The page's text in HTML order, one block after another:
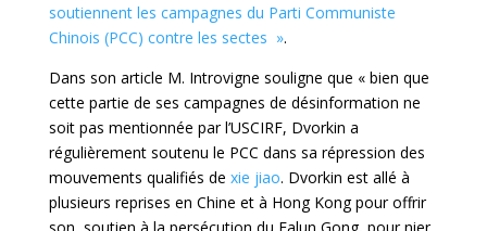
soutiennent les campagnes du Parti Communiste
Chinois (PCC) contre les sectes ».
Dans son article M. Introvigne souligne que « bien que
cette partie de ses campagnes de désinformation ne
soit pas mentionnée par l’USCIRF, Dvorkin a
régulièrement soutenu le PCC dans sa répression des
mouvements qualifiés de xie jiao. Dvorkin est allé à
plusieurs reprises en Chine et à Hong Kong pour offrir